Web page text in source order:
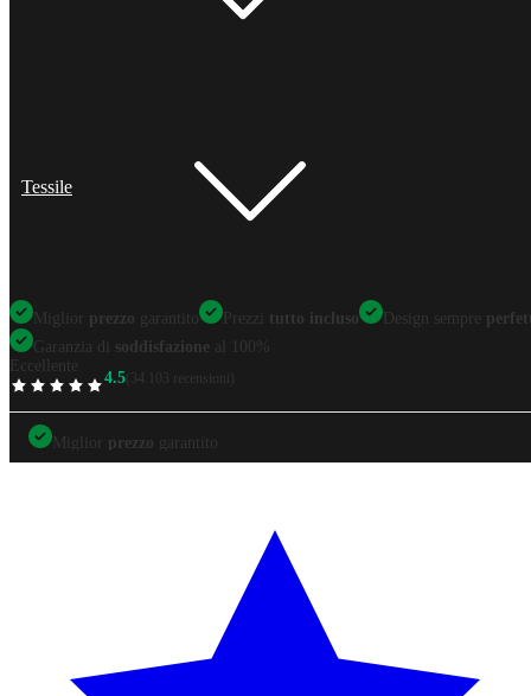
Tessile
Miglior prezzo garantito Prezzi tutto incluso Design sempre
Garanzia di soddisfazione al 100%
Eccellente
TrustScore
4.5 (34.103 recensioni)
Miglior
Prezzi tutto incluso
Miglior prezzo garantito